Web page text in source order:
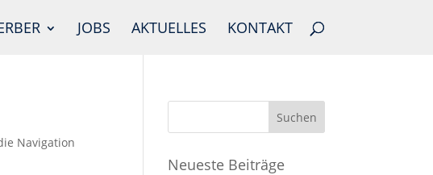
JOBS AKTUELLES KONTAKT
Navigation
Neueste Beiträge